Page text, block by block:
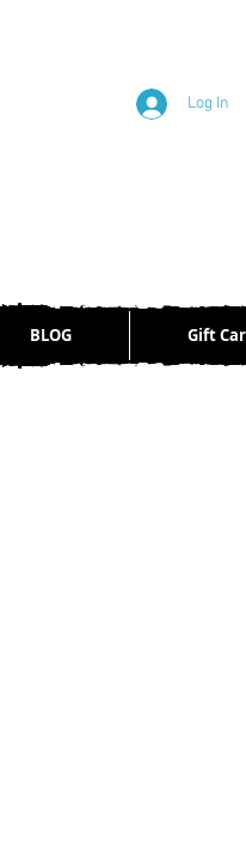
Log In
BLOG Gift